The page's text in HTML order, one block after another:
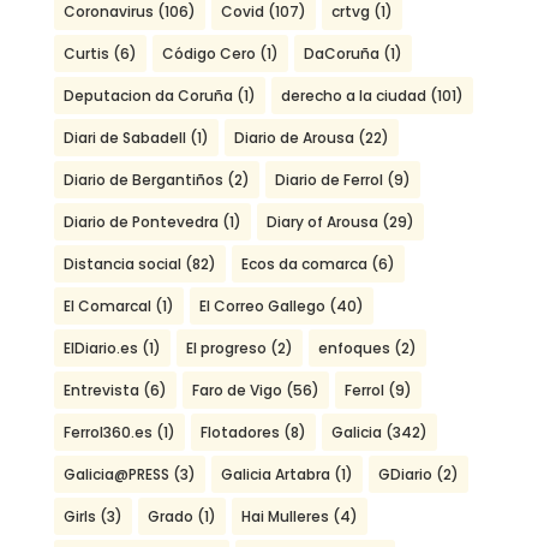
Coronavirus (106) Covid (107) crtvg (1)
Curtis (6) Código Cero (1) DaCoruña (1)
Deputacion da Coruña (1) derecho a la ciudad (101)
Diari de Sabadell (1) Diario de Arousa (22)
Diario de Bergantiños (2) Diario de Ferrol (9)
Diario de Pontevedra (1) Diary of Arousa (29)
Distancia social (82) Ecos da comarca (6)
El Comarcal (1) El Correo Gallego (40)
ElDiario.es (1) El progreso (2) enfoques (2)
Entrevista (6) Faro de Vigo (56) Ferrol (9)
Ferrol360.es (1) Flotadores (8) Galicia (342)
Galicia@PRESS (3) Galicia Artabra (1) GDiario (2)
Girls (3) Grado (1) Hai Mulleres (4)